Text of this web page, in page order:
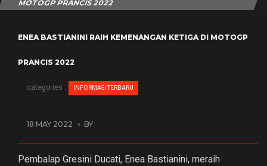
MOTOGP PRANCIS 2022
ENEA BASTIANINI RAIH KEMENANGAN KETIGA DI MOTOGP
PRANCIS 2022
categories : INFORMASI TERBARU
18 MAY 2022 BY
Pembalap Gresini Ducati, Enea Bastianini, meraih